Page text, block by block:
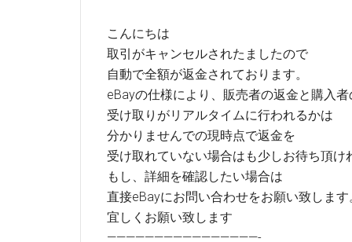
こんにちは
取引がキャンセルされたましたので
自動で全額が返金されております。
eBayの仕様により、販売者の返金と購入者
受け取りがリアルタイムに行われるかは
分かりませんでの現時点で返金を
受け取れていない場合はも少しお待ち頂け
もし、詳細を確認したい場合は
直接eBayにお問い合わせをお願い致します
宜しくお願い致します
————————————————-